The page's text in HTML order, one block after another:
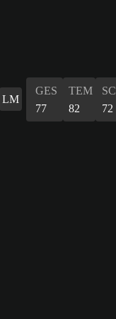
LM
GES
77
TEM
82
72